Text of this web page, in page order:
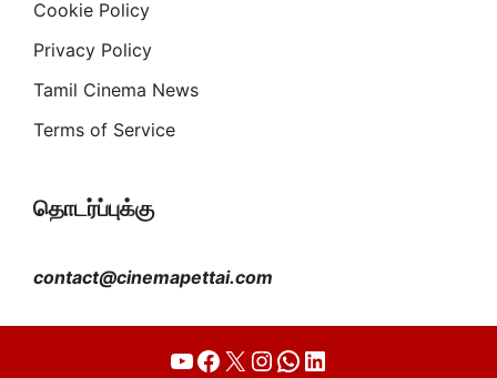
Cookie Policy
Privacy Policy
Tamil Cinema News
Terms of Service
தொடர்ப்புக்கு
contact@cinemapettai.com
YouTube
Facebook
X Instagram
WhatsApp
LinkedIn